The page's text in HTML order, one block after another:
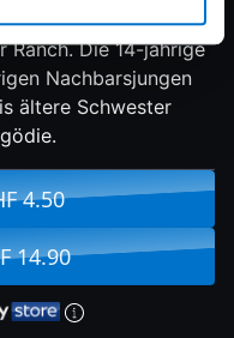
Familie Trant lebt
Ranch. Die 14-jährige
Nachbarsjungen
ältere Schwester
4.50
14.90